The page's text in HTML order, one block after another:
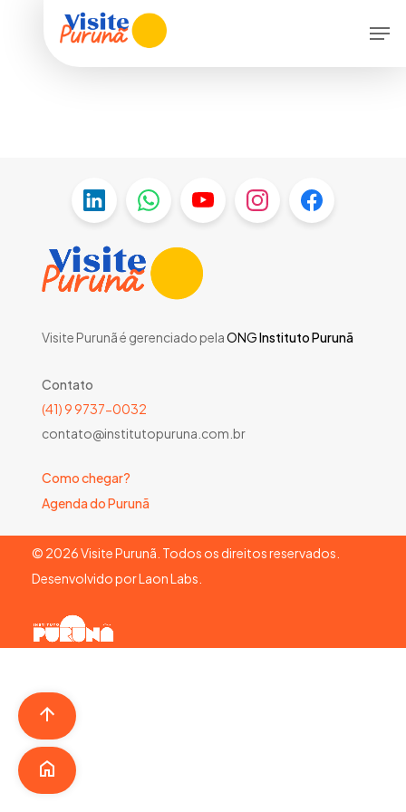
Visite Purunã é gerenciado pelaONGInstituto Purunã
Contato
(41) 9 9737-0032
contato@institutopuruna.com.br
Como chegar?
Agenda do Purunã
© 2026Visite Purunã. Todos os direitos reservados.
Desenvolvido porLaon Labs